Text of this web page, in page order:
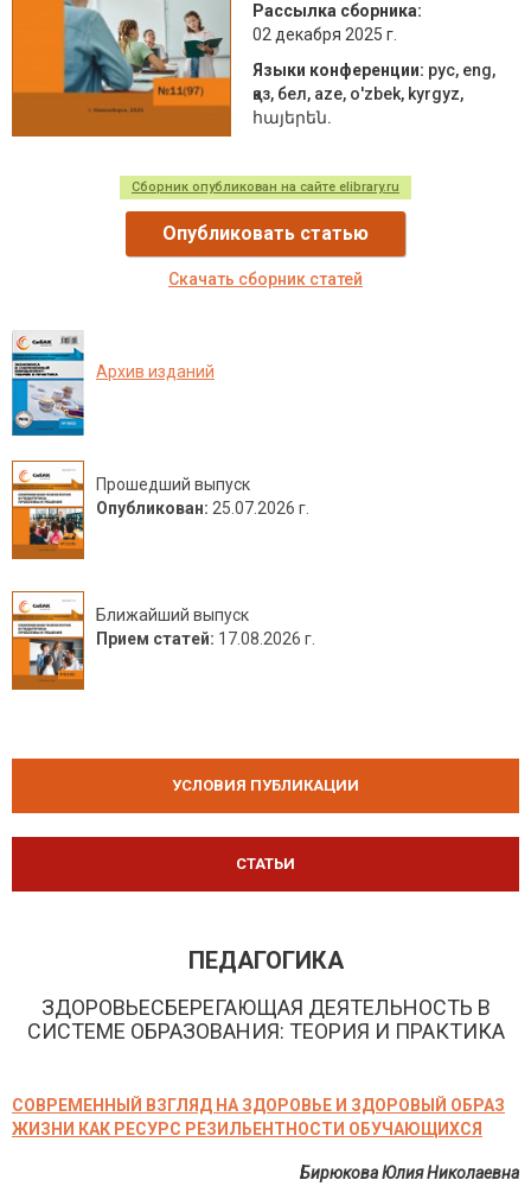
Рассылка сборника:
02 декабря 2025 г.
Языки конференции: рус, eng,
қаз, бел, aze, о'zbek, kyrgyz,
հայերեն.
Сборник опубликован на сайте elibrary.ru
Опубликовать статью
Скачать сборник статей
Архив изданий
Прошедший выпуск
Опубликован: 25.07.2026 г.
Ближайший выпуск
Прием статей: 17.08.2026 г.
УСЛОВИЯ ПУБЛИКАЦИИ
СТАТЬИ
ПЕДАГОГИКА
ЗДОРОВЬЕСБЕРЕГАЮЩАЯ ДЕЯТЕЛЬНОСТЬ В
СИСТЕМЕ ОБРАЗОВАНИЯ: ТЕОРИЯ И ПРАКТИКА
СОВРЕМЕННЫЙ ВЗГЛЯД НА ЗДОРОВЬЕ И ЗДОРОВЫЙ ОБРАЗ
ЖИЗНИ КАК РЕСУРС РЕЗИЛЬЕНТНОСТИ ОБУЧАЮЩИХСЯ
Бирюкова Юлия Николаевна